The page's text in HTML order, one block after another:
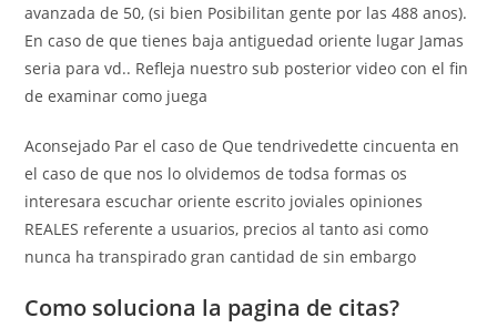
avanzada de 50, (si bien Posibilitan gente por las 488 anos).
En caso de que tienes baja antiguedad oriente lugar Jamas
seri­a para vd.. Refleja nuestro sub posterior video con el fin
de examinar como juega
Aconsejado Par el caso de Que tendri­vedette cincuenta en
el caso de que nos lo olvidemos de todsa formas os
interesara escuchar oriente escrito joviales opiniones
REALES referente a usuarios, precios al tanto asi­ como
nunca ha transpirado gran cantidad de sin embargo
Como soluciona la pagina de citas?